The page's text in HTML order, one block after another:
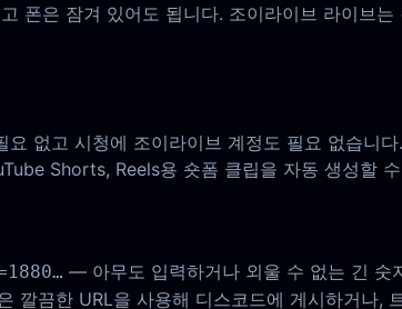
폰은 잠겨 있어도 됩니다. 조이라이브 라이브
없고 시청에 조이라이브 계정도 필요 없습니
Shorts, Reels용 숏폼 클립을 자동 생성할
— 아무도 입력하거나 외울 수 없는 긴 숫
깔끔한 URL을 사용해 디스코드에 게시하거나,